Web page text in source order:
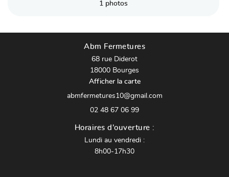
1 photos
Abm Fermetures
68 rue Diderot
18000 Bourges
Afficher la carte
02 48 67 06 99
Horaires d'ouverture :
Lundi au vendredi :
8h00-17h30